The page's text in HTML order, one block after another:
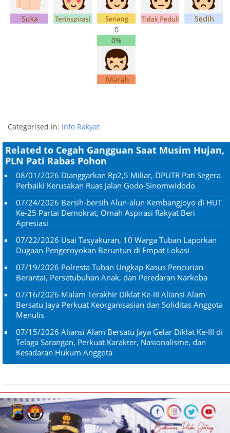
0
0%
Categorised in: Info Rakyat
Related to Cegah Gangguan Saat Musim Hujan,
PLN Pati Rabas Pohon
08/01/2026 Dianggarkan Rp2,5 Miliar, DPUTR Pati Segera
Perbaiki Kerusakan Ruas Jalan Godo-Sinomwidodo
07/24/2026 Bersih-bersih Alun-alun Kembangjoyo di HUT
Ke-25 Partai Demokrat, Omah Aspirasi Rakyat Beri
Apresiasi
07/22/2026 Usai Tasyakuran, 10 Warga Tuban Laporkan
Dugaan Pengeroyokan Beruntun di Empat Lokasi
07/19/2026 Polresta Tuban Ungkap Kasus Pencurian
Berantai, Persetubuhan Anak, dan Peredaran Narkoba
07/16/2026 Malam Terakhir Diklat Ke-III Aliansi Alam
Bersatu Jaya Perkuat Keorganisasian dan Soliditas Anggota
Menulis
07/15/2026 Aliansi Alam Bersatu Jaya Gelar Diklat Ke-III di
Telaga Sarangan, Perkuat Karakter, Nasionalisme, dan
Kesadaran Hukum Anggota